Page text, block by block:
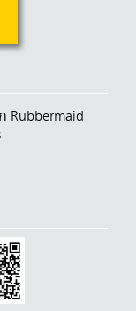
Rubbermaid